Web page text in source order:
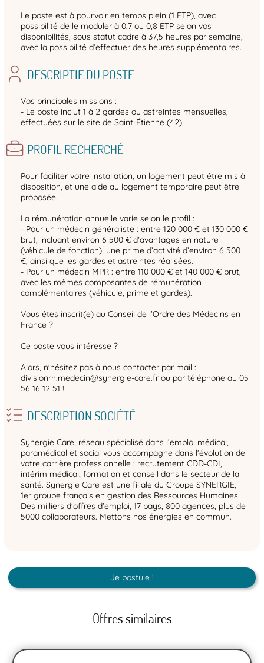
Le poste est à pourvoir en temps plein (1 ETP), avec
possibilité de le moduler à 0,7 ou 0,8 ETP selon vos
disponibilités, sous statut cadre à 37,5 heures par semaine,
avec la possibilité d’effectuer des heures supplémentaires.
DESCRIPTIF DU POSTE
Vos principales missions :
- Le poste inclut 1 à 2 gardes ou astreintes mensuelles,
effectuées sur le site de Saint-Étienne (42).
PROFIL RECHERCHÉ
Pour faciliter votre installation, un logement peut être mis à
disposition, et une aide au logement temporaire peut être
proposée.
La rémunération annuelle varie selon le profil :
- Pour un médecin généraliste : entre 120 000 € et 130 000 €
brut, incluant environ 6 500 € d’avantages en nature
(véhicule de fonction), une prime d’activité d’environ 6 500
€, ainsi que les gardes et astreintes réalisées.
- Pour un médecin MPR : entre 110 000 € et 140 000 € brut,
avec les mêmes composantes de rémunération
complémentaires (véhicule, prime et gardes).
Vous êtes inscrit(e) au Conseil de l'Ordre des Médecins en
France ?
Ce poste vous intéresse ?
Alors, n'hésitez pas à nous contacter par mail :
divisionrh.medecin@synergie-care.fr ou par téléphone au 05
56 16 12 51 !
DESCRIPTION SOCIÉTÉ
Synergie Care, réseau spécialisé dans l’emploi médical,
paramédical et social vous accompagne dans l’évolution de
votre carrière professionnelle : recrutement CDD-CDI,
intérim médical, formation et conseil dans le secteur de la
santé. Synergie Care est une filiale du Groupe SYNERGIE,
1er groupe français en gestion des Ressources Humaines.
Des milliers d'offres d'emploi, 17 pays, 800 agences, plus de
5000 collaborateurs. Mettons nos énergies en commun.
Je postule !
Offres similaires